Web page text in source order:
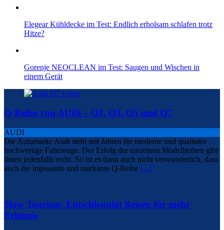
Elegear Kühldecke im Test: Endlich erholsam schlafen trotz
Hitze?
Gorenje NEOCLEAN im Test: Saugen und Wischen in
einem Gerät
Q-Reihe von AUDi – Q2, Q3, Q5 und Q7
AUDI
Die Automarke Audi steht seit Jahren für moderne und qualitativ
hochwertige Fahrzeuge. Der Erfolg der einzelnen Modellreihen gibt
ihnen jedenfalls recht. So ist es dann auch nicht verwunderlich, dass
auch die imposante und markante Q-Reihe [...]
Slow Tourism: Entschleunigt Reisen für mehr
Erlebnis